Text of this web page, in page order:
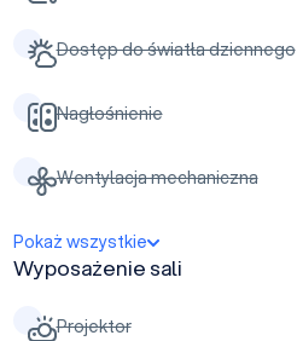
Dostęp do światła dziennego
Nagłośnienie
Wentylacja mechaniczna
Pokaż wszystkie
Wyposażenie sali
Projektor